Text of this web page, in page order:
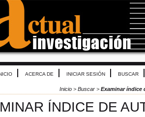
ACERCA DE INICIAR SESIÓN BUSCAR
Inicio > Buscar > Examinar índice
ÍNDICE DE